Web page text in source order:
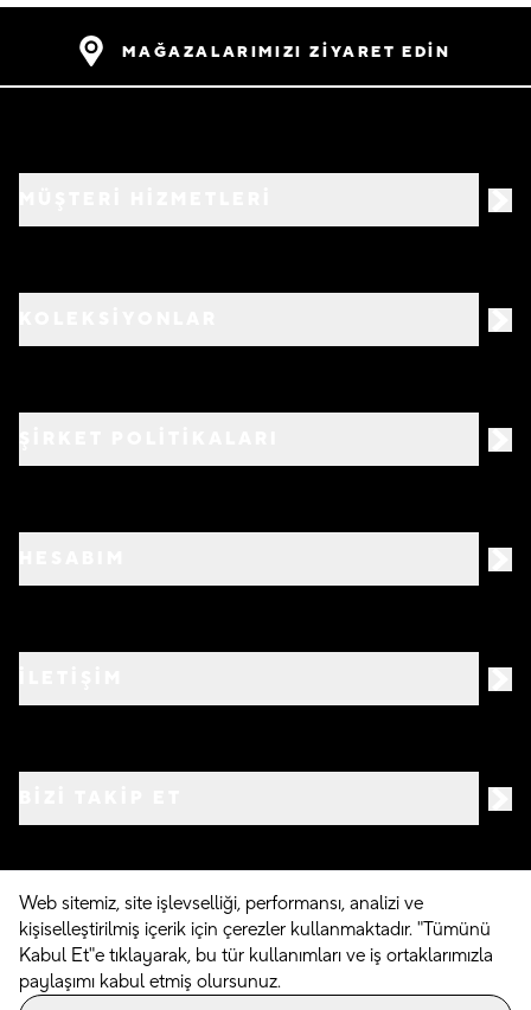
MAĞAZALARIMIZI ZİYARET EDİN
©2026 Crocs.com.tr • Tüm hakları saklıdır
Powered By
Web sitemiz, site işlevselliği, performansı, analizi ve
kişiselleştirilmiş içerik için çerezler kullanmaktadır. "Tümünü
Kabul Et"e tıklayarak, bu tür kullanımları ve iş ortaklarımızla
paylaşımı kabul etmiş olursunuz.